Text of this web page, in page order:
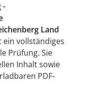
-
Land
ein vollständiges
Prüfung. Sie
Inhalt sowie
PDF-